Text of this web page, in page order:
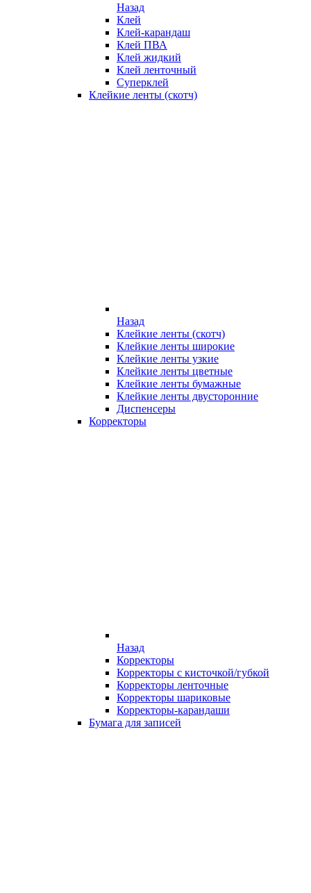
Назад
Клей
Клей-карандаш
Клей ПВА
Клей жидкий
Клей ленточный
Суперклей
Клейкие ленты (скотч)
Назад
Клейкие ленты (скотч)
Клейкие ленты широкие
Клейкие ленты узкие
Клейкие ленты цветные
Клейкие ленты бумажные
Клейкие ленты двусторонние
Диспенсеры
Корректоры
Назад
Корректоры
Корректоры с кисточкой/губкой
Корректоры ленточные
Корректоры шариковые
Корректоры-карандаши
Бумага для записей